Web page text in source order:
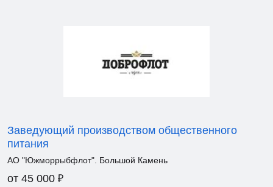
Заведующий производством общественного
питания
АО "Южморрыбфлот". Большой Камень
от 45 000 ₽